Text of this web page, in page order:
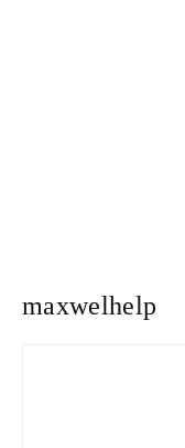
maxwelhelp